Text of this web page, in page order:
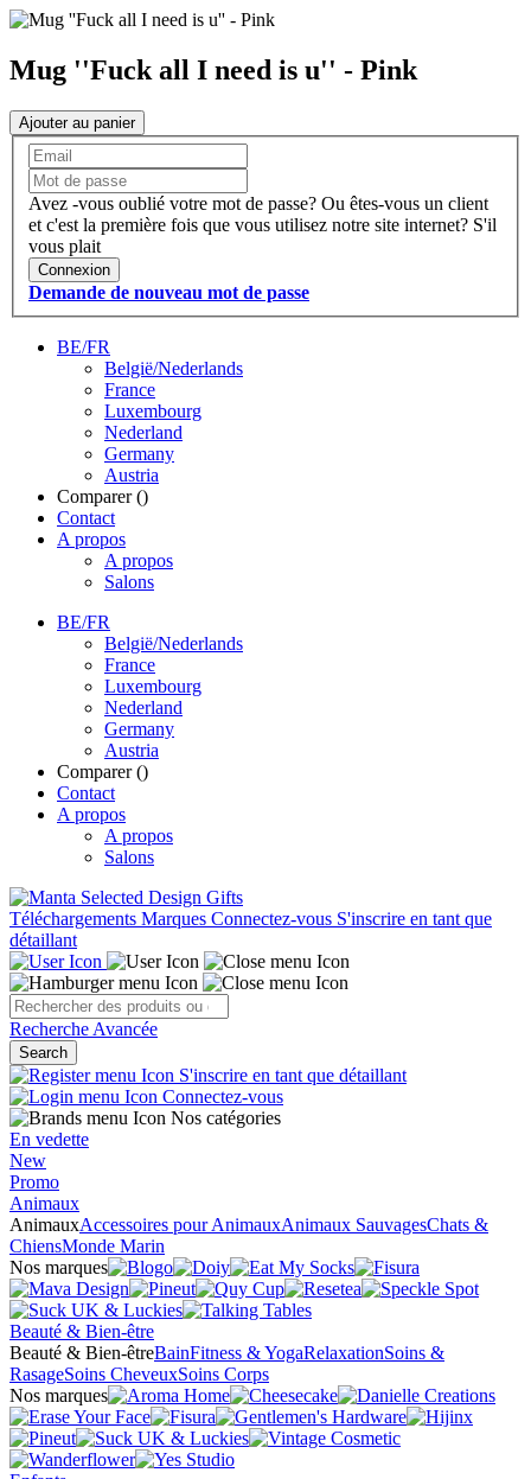
Mug ''Fuck all I need is u'' - Pink
Ajouter au panier
Avez -vous oublié votre mot de passe? Ou êtes-vous un client
et c'est la première fois que vous utilisez notre site internet? S'il
vous plait
Connexion
Demande de nouveau mot de passe
BE/FR
België/Nederlands
France
Luxembourg
Nederland
Germany
Austria
Comparer ()
Contact
A propos
A propos
Salons
BE/FR
België/Nederlands
France
Luxembourg
Nederland
Germany
Austria
Comparer ()
Contact
A propos
A propos
Salons
Téléchargements Marques Connectez-vous S'inscrire en tant que
détaillant
Recherche Avancée
Search
S'inscrire en tant que détaillant
Connectez-vous
Nos catégories
En vedette
New
Promo
Animaux
AnimauxAccessoires pour AnimauxAnimaux SauvagesChats &
ChiensMonde Marin
Nos marques
Beauté & Bien-être
Beauté & Bien-êtreBainFitness & YogaRelaxationSoins &
RasageSoins CheveuxSoins Corps
Nos marques